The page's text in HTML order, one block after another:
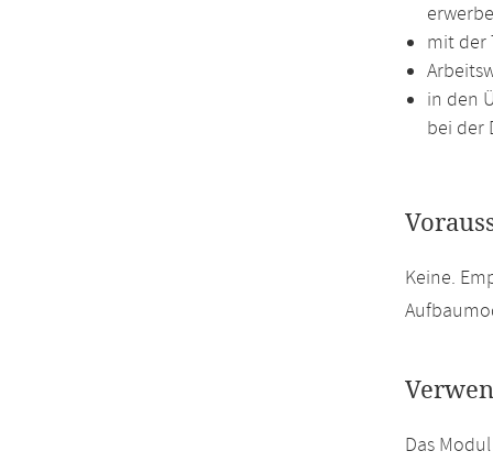
mit der
in den
bei der
Keine.
Das